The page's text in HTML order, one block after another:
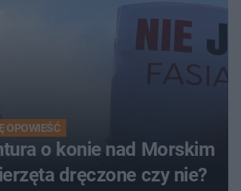
OPOWIEŚĆ
o konie nad Morskim
dręczone czy nie?